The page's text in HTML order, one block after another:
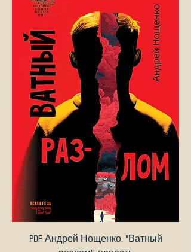
PDF Андрей Нощенко. "Ватный